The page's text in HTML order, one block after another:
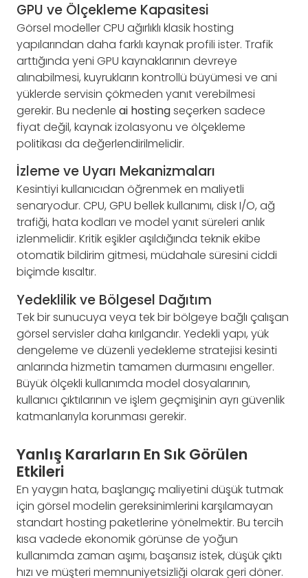
GPU ve Ölçekleme Kapasitesi
Görsel modeller CPU ağırlıklı klasik hosting
yapılarından daha farklı kaynak profili ister. Trafik
arttığında yeni GPU kaynaklarının devreye
alınabilmesi, kuyrukların kontrollü büyümesi ve ani
yüklerde servisin çökmeden yanıt verebilmesi
gerekir. Bu nedenle ai hostingseçerken sadece
fiyat değil, kaynak izolasyonu ve ölçekleme
politikası da değerlendirilmelidir.
İzleme ve Uyarı Mekanizmaları
Kesintiyi kullanıcıdan öğrenmek en maliyetli
senaryodur. CPU, GPU bellek kullanımı, disk I/O, ağ
trafiği, hata kodları ve model yanıt süreleri anlık
izlenmelidir. Kritik eşikler aşıldığında teknik ekibe
otomatik bildirim gitmesi, müdahale süresini ciddi
biçimde kısaltır.
Yedeklilik ve Bölgesel Dağıtım
Tek bir sunucuya veya tek bir bölgeye bağlı çalışan
görsel servisler daha kırılgandır. Yedekli yapı, yük
dengeleme ve düzenli yedekleme stratejisi kesinti
anlarında hizmetin tamamen durmasını engeller.
Büyük ölçekli kullanımda model dosyalarının,
kullanıcı çıktılarının ve işlem geçmişinin ayrı güvenlik
katmanlarıyla korunması gerekir.
Yanlış Kararların En Sık Görülen
Etkileri
En yaygın hata, başlangıç maliyetini düşük tutmak
için görsel modelin gereksinimlerini karşılamayan
standart hosting paketlerine yönelmektir. Bu tercih
kısa vadede ekonomik görünse de yoğun
kullanımda zaman aşımı, başarısız istek, düşük çıktı
hızı ve müşteri memnuniyetsizliği olarak geri döner.